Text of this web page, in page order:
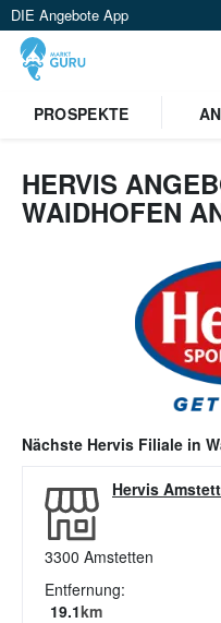
DIE Angebote App
PROSPEKTE
HERVIS
WAIDHOFEN
Nächste Hervis Filiale in
Hervis
3300 Amstetten
Entfernung:
19.1km